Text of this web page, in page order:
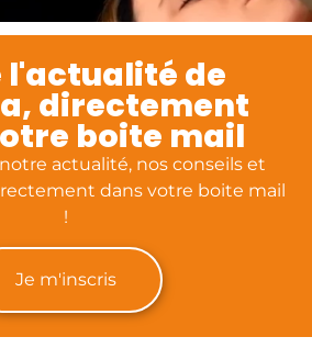
l'actualité de
directement
boite mail
actualité, nos conseils et
dans votre boite mail
!
Je m'inscris